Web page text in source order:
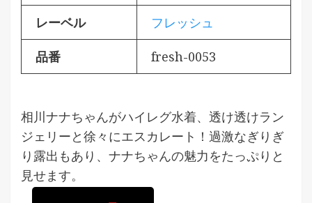
レーベル フレッシュ
品番 fresh-0053
相川ナナちゃんがハイレグ水着、透け透けラン
ジェリーと徐々にエスカレート！過激なぎりぎ
り露出もあり、ナナちゃんの魅力をたっぷりと
見せます。